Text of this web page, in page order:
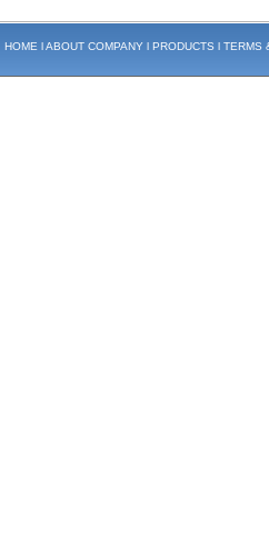
HOME lABOUT COMPANYl PRODUCTS l TERMS